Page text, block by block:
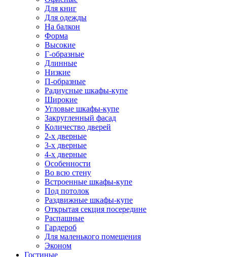
Для книг
Для одежды
На балкон
Форма
Высокие
Г-образные
Длинные
Низкие
П-образные
Радиусные шкафы-купе
Широкие
Угловые шкафы-купе
Закругленный фасад
Количество дверей
2-х дверные
3-х дверные
4-х дверные
Особенности
Во всю стену
Встроенные шкафы-купе
Под потолок
Раздвижные шкафы-купе
Открытая секция посередине
Распашные
Гардероб
Для маленького помещения
Эконом
Гостиные